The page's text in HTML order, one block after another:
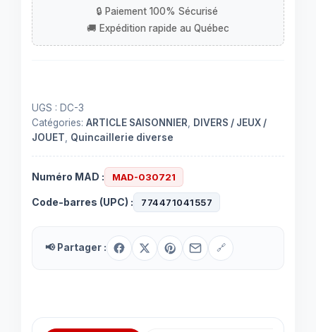
trois
muli-
couleur
UGS : DC-3
Catégories: ARTICLE SAISONNIER
DIVERS / JEUX /
JOUET
Quincaillerie diverse
Numéro MAD : MAD-030721
Code-barres (UPC) : 774471041557
📢 Partager : 🔗